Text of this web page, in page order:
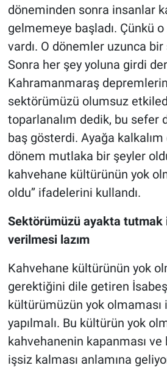
döneminden sonra insanlar
gelmemeye başladı. Çünkü
vardı. O dönemler uzunca bir
Sonra her şey yoluna girdi
Kahramanmaraş
sektörümüzü olumsuz
toparlanalım dedik, bu sefer
baş gösterdi. Ayağa
dönem mutlaka bir şeyler
kahvehane kültürünün yok
oldu’’ ifadelerini kullandı.
Sektörümüzü ayakta tutmak
verilmesi lazım
Kahvehane kültürünün yok
gerektiğini dile getiren
kültürümüzün yok olmaması
yapılmalı. Bu kültürün yok
kahvehanenin kapanması
işsiz kalması anlamına